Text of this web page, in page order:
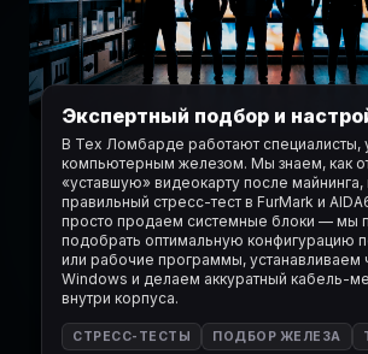
Экспертный подбор и
В Тех Ломбарде работают специалисты,
компьютерным железом. Мы знаем, как
«уставшую» видеокарту после майнинга,
правильный стресс-тест в FurMark и
просто продаем системные блоки — мы
подобрать оптимальную конфигурацию
или рабочие программы, устанавливаем
Windows и делаем аккуратный кабель-
внутри корпуса.
СТРЕСС-ТЕСТЫ ПОДБОР ЖЕЛЕЗА